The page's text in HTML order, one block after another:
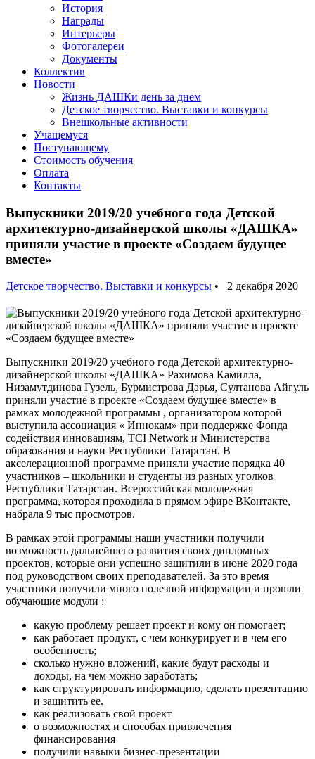
История
Награды
Интерьеры
Фотогалереи
Документы
Коллектив
Новости
Жизнь ДАШКи день за днем
Детское творчество. Выставки и конкурсы
Внешкольные активности
Учащемуся
Поступающему
Стоимость обучения
Оплата
Контакты
Выпускники 2019/20 учебного года Детской
архитектурно-дизайнерской школы «ДАШКА»
приняли участие в проекте «Создаем будущее
вместе»
Детское творчество. Выставки и конкурсы • 2 декабря 2020
Выпускники 2019/20 учебного года Детской архитектурно-
дизайнерской школы «ДАШКА» Рахимова Камилла,
Низамутдинова Гузель, Бурмистрова Дарья, Султанова Айгуль
приняли участие в проекте «Создаем будущее вместе» в
рамках молодежной программы , организатором которой
выступила ассоциация « Иннокам» при поддержке Фонда
содействия инновациям, TCI Network и Министерства
образования и науки Республики Татарстан. В
акселерационной программе приняли участие порядка 40
участников – школьники и студенты из разных уголков
Республики Татарстан. Всероссийская молодежная
программа, которая проходила в прямом эфире ВКонтакте,
набрала 9 тыс просмотров.
В рамках этой программы наши участники получили
возможность дальнейшего развития своих дипломных
проектов, которые они успешно защитили в июне 2020 года
под руководством своих преподавателей. За это время
участники получили много полезной информации и прошли
обучающие модули :
какую проблему решает проект и кому он помогает;
как работает продукт, с чем конкурирует и в чем его
особенность;
сколько нужно вложений, какие будут расходы и
доходы, на чем можно заработать;
как структурировать информацию, сделать презентацию
и защитить ее.
как реализовать свой проект
о возможностях и способах привлечения
финансирования
получили навыки бизнес-презентации